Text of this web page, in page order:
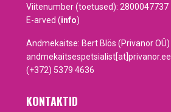
Viitenumber (toetused): 2800047737
E-arved (info)
Andmekaitse: Bert Blös (Privanor OÜ)
andmekaitsespetsialist[at]privanor.ee
(+372) 5379 4636
KONTAKTID